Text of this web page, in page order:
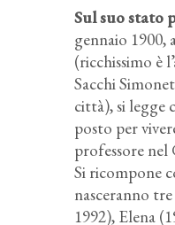
Sul suo stato
gennaio 1900,
(ricchissimo è
Sacchi
città), si legge
posto per
professore nel
Si ricompone
nasceranno
1992), Elena